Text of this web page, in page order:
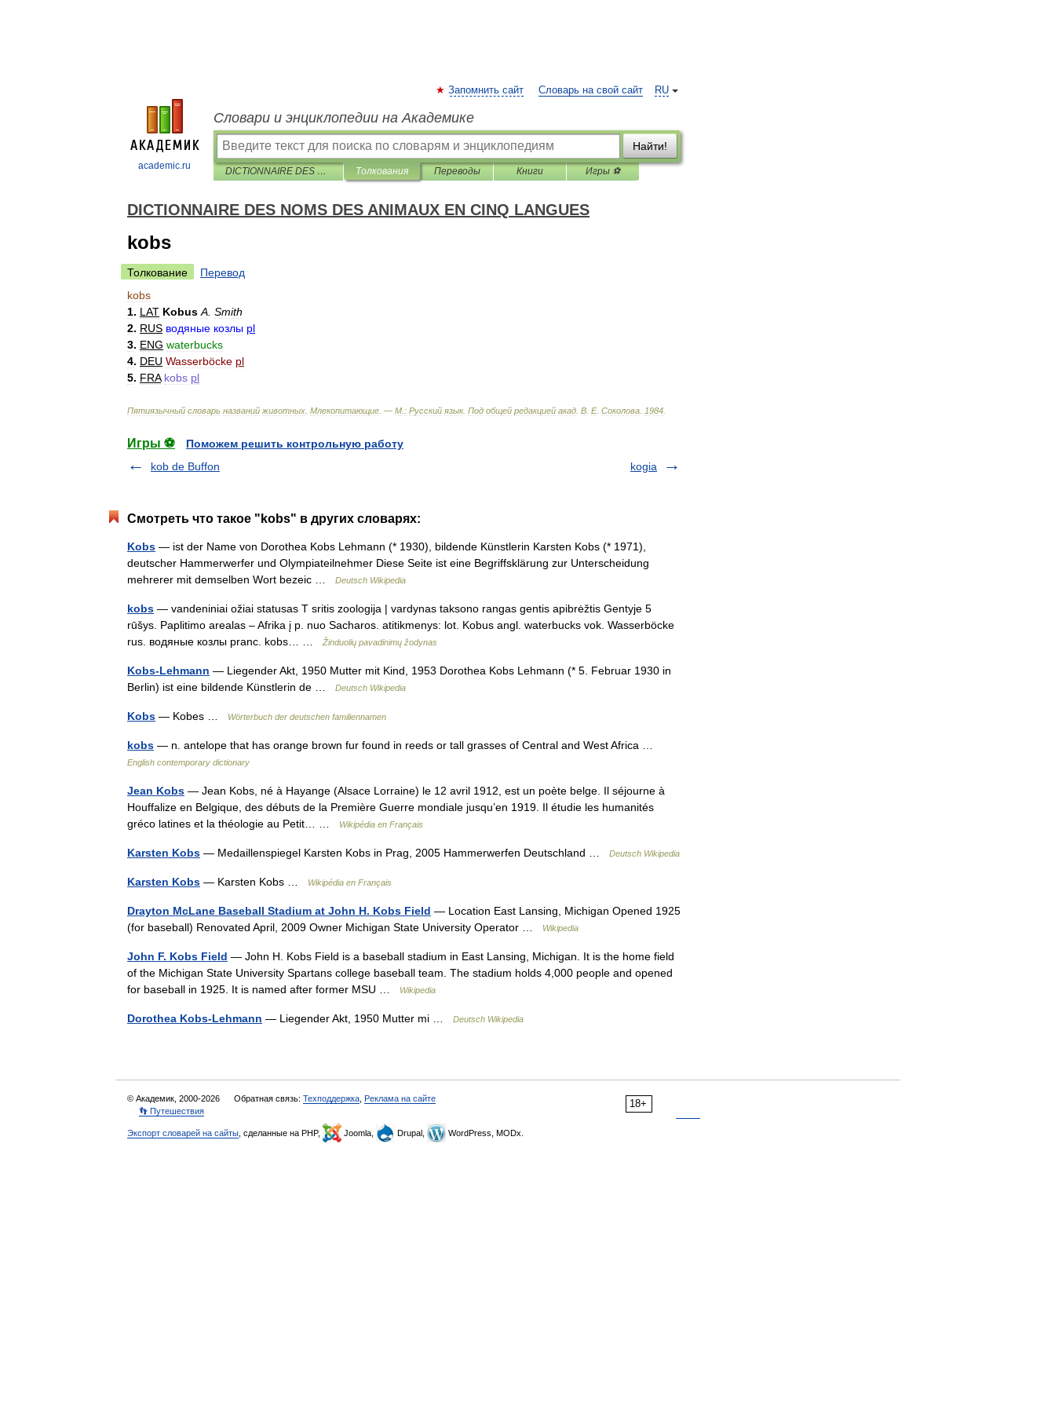
academic.ru
RU
Запомнить сайт Словарь на свой сайт
Словари и энциклопедии на Академике
Найти!
DICTIONNAIRE DES NOMS DES ANIMAUX EN CINQ LANGUES Толкования Переводы Книги Игры ⚽
DICTIONNAIRE DES NOMS DES ANIMAUX EN CINQ LANGUES
kobs
Толкование
Перевод
kobs
1. LAT Kobus A Smith
2. RUS водяные козлы pl
3. ENG waterbucks
4. DEU Wasserböcke pl
5. FRA kobs pl
Пятиязычный словарь названий животных Млекопитающие . — М : Русский язык. Под общей редакцией акад В Е. Соколова 1984
Игры ⚽
Поможем решить контрольную работу
kob de Buffon
kogia
Смотреть что такое "kobs" в других словарях:
Kobs — ist der Name von Dorothea Kobs Lehmann (* 1930), bildende Künstlerin Karsten Kobs (* 1971),
deutscher Hammerwerfer und Olympiateilnehmer Diese Seite ist eine Begriffsklärung zur Unterscheidung
mehrerer mit demselben Wort bezeic …
Deutsch Wikipedia
kobs — vandeniniai ožiai statusas T sritis zoologija | vardynas taksono rangas gentis apibrėžtis Gentyje 5
rūšys. Paplitimo arealas – Afrika į p. nuo Sacharos. atitikmenys: lot. Kobus angl. waterbucks vok. Wasserböcke
rus. водяные козлы pranc. kobs… …
Žinduolių pavadinimų žodynas
Kobs-Lehmann — Liegender Akt, 1950 Mutter mit Kind, 1953 Dorothea Kobs Lehmann (* 5. Februar 1930 in
Berlin) ist eine bildende Künstlerin de …
Deutsch Wikipedia
Kobs — Kobes … Wörterbuch der deutschen familiennamen
kobs — n. antelope that has orange brown fur found in reeds or tall grasses of Central and West Africa …
English contemporary dictionary
Jean Kobs — Jean Kobs, né à Hayange (Alsace Lorraine) le 12 avril 1912, est un poète belge. Il séjourne à
Houffalize en Belgique, des débuts de la Première Guerre mondiale jusqu’en 1919. Il étudie les humanités
gréco latines et la théologie au Petit… …
Wikipédia en Français
Karsten Kobs — Medaillenspiegel Karsten Kobs in Prag, 2005 Hammerwerfen Deutschland … Deutsch Wikipedia
Karsten Kobs — Karsten Kobs … Wikipédia en Français
Drayton McLane Baseball Stadium at John H. Kobs Field — Location East Lansing, Michigan Opened 1925
(for baseball) Renovated April, 2009 Owner Michigan State University Operator …
Wikipedia
John F. Kobs Field — John H. Kobs Field is a baseball stadium in East Lansing, Michigan. It is the home field
of the Michigan State University Spartans college baseball team. The stadium holds 4,000 people and opened
for baseball in 1925. It is named after former MSU …
Wikipedia
Dorothea Kobs-Lehmann — Liegender Akt, 1950 Mutter mi … Deutsch Wikipedia
18+
© Академик, 2000-2026 Обратная связь: Техподдержка Реклама на сайте
👣 Путешествия
Экспорт словарей на сайты , сделанные на PHP, Joomla, Drupal, WordPress, MODx.